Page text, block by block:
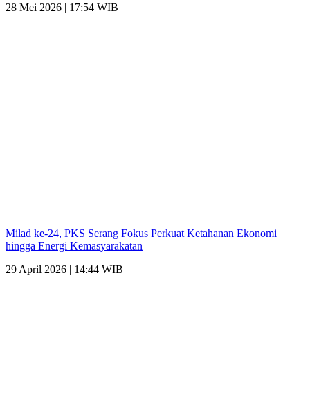
28 Mei 2026 | 17:54 WIB
Milad ke-24, PKS Serang Fokus Perkuat Ketahanan Ekonomi
hingga Energi Kemasyarakatan
29 April 2026 | 14:44 WIB